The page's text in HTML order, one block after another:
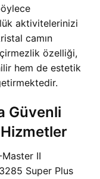
aktivitelerinizi
camın
özelliği,
hem de estetik
Güvenli
Hizmetler
II
Super Plus